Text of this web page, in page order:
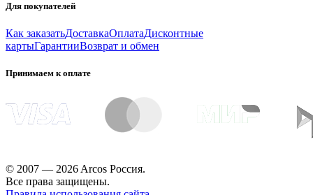
Для покупателей
Как заказатьДоставкаОплатаДисконтные
картыГарантииВозврат и обмен
Принимаем к оплате
© 2007 — 2026 Arcos Россия.
Все права защищены.